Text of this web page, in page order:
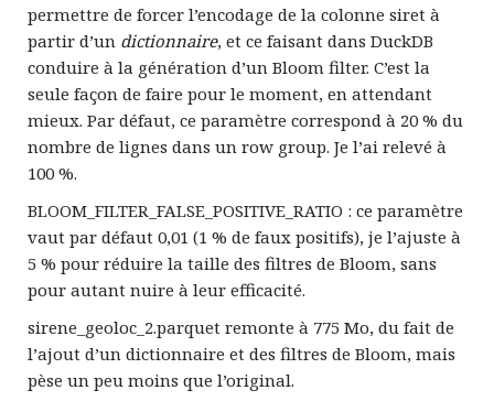
permettre de forcer l’encodage de la colonne siret à
partir d’un dictionnaire, et ce faisant dans DuckDB
conduire à la génération d’un Bloom filter. C’est la
seule façon de faire pour le moment, en attendant
mieux. Par défaut, ce paramètre correspond à 20 % du
nombre de lignes dans un row group. Je l’ai relevé à
100 %.
BLOOM_FILTER_FALSE_POSITIVE_RATIO : ce paramètre
vaut par défaut 0,01 (1 % de faux positifs), je l’ajuste à
5 % pour réduire la taille des filtres de Bloom, sans
pour autant nuire à leur efficacité.
sirene_geoloc_2.parquet remonte à 775 Mo, du fait de
l’ajout d’un dictionnaire et des filtres de Bloom, mais
pèse un peu moins que l’original.